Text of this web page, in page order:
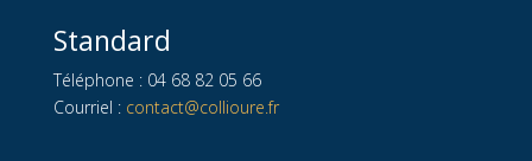
Standard
Téléphone : 04 68 82 05 66
Courriel : contact@collioure.fr